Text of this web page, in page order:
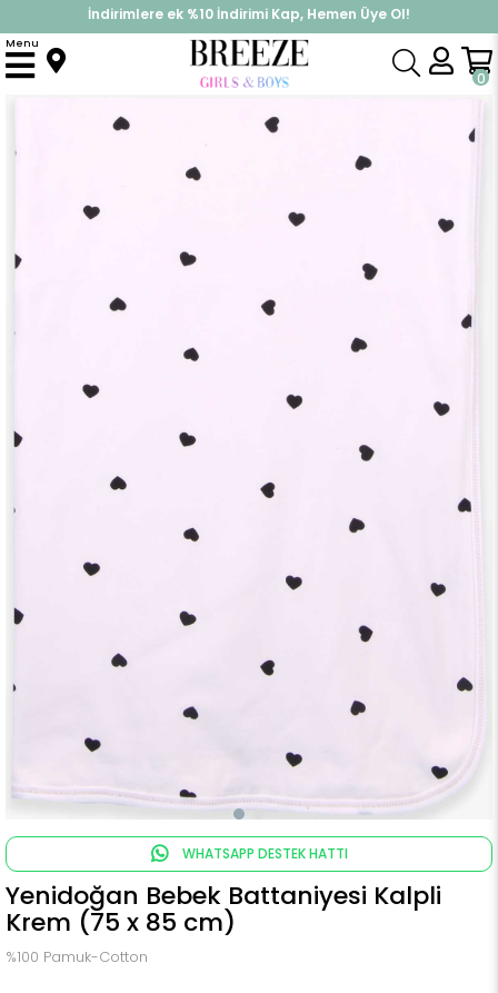
%30 Sepette Yaz İndirimi, Hemen Al!
İndirimlere ek %10 İndirimi Kap, Hemen Üye Ol!
0
Menu
Anasayfa Battaniye
WHATSAPP DESTEK HATTI
Yenidoğan Bebek Battaniyesi Kalpli
Krem (75 x 85 cm)
%100 Pamuk-Cotton